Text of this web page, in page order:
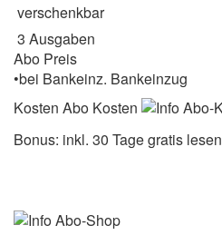
verschenkbar
3 Ausgaben
Abo Preis
•bei Bankeinz. Bankeinzug
Kosten Abo Kosten
Bonus: inkl. 30 Tage gratis lesen